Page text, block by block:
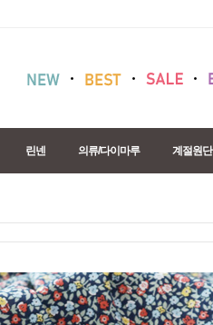
린넨 의류/다이마루 계절원단